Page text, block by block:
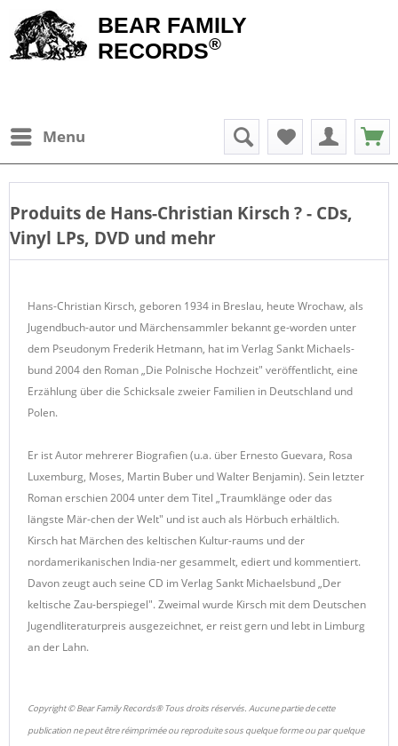
BEAR FAMILY
RECORDS®
Menu
Produits de Hans-Christian Kirsch ? - CDs,
Vinyl LPs, DVD und mehr
Hans-Christian Kirsch, geboren 1934 in Breslau, heute Wrochaw, als
Jugendbuch-autor und Märchensammler bekannt ge-worden unter
dem Pseudonym Frederik Hetmann, hat im Verlag Sankt Michaels-
bund 2004 den Roman „Die Polnische Hochzeit" veröffentlicht, eine
Erzählung über die Schicksale zweier Familien in Deutschland und
Polen.
Er ist Autor mehrerer Biografien (u.a. über Ernesto Guevara, Rosa
Luxemburg, Moses, Martin Buber und Walter Benjamin). Sein letzter
Roman erschien 2004 unter dem Titel „Traumklänge oder das
längste Mär-chen der Welt" und ist auch als Hörbuch erhältlich.
Kirsch hat Märchen des keltischen Kultur-raums und der
nordamerikanischen India-ner gesammelt, ediert und kommentiert.
Davon zeugt auch seine CD im Verlag Sankt Michaelsbund „Der
keltische Zau-berspiegel". Zweimal wurde Kirsch mit dem Deutschen
Jugendliteraturpreis ausgezeichnet, er reist gern und lebt in Limburg
an der Lahn.
Copyright © Bear Family Records® Tous droits réservés. Aucune partie de cette
publication ne peut être réimprimée ou reproduite sous quelque forme ou par quelque